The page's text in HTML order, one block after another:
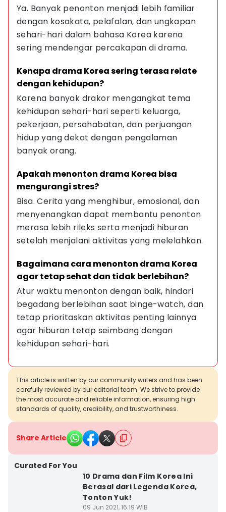
Ya. Banyak penonton menjadi lebih familiar
dengan kosakata, pelafalan, dan ungkapan
sehari-hari dalam bahasa Korea karena
sering mendengar percakapan di drama.
Kenapa drama Korea sering terasa relate
dengan kehidupan?
Karena banyak drakor mengangkat tema
kehidupan sehari-hari seperti keluarga,
pekerjaan, persahabatan, dan perjuangan
hidup yang dekat dengan pengalaman
banyak orang.
Apakah menonton drama Korea bisa
mengurangi stres?
Bisa. Cerita yang menghibur, emosional, dan
menyenangkan dapat membantu penonton
merasa lebih rileks serta menjadi hiburan
setelah menjalani aktivitas yang melelahkan.
Bagaimana cara menonton drama Korea
agar tetap sehat dan tidak berlebihan?
Atur waktu menonton dengan baik, hindari
begadang berlebihan saat binge-watch, dan
tetap prioritaskan aktivitas penting lainnya
agar hiburan tetap seimbang dengan
kehidupan sehari-hari.
This article is written by our community writers and has been
carefully reviewed by our editorial team. We strive to provide
the most accurate and reliable information, ensuring high
standards of quality, credibility, and trustworthiness.
Share Article
Curated For You
10 Drama dan Film Korea Ini
Berasal dari Legenda Korea,
Tonton Yuk!
09 Jun 2021, 16:19 WIB